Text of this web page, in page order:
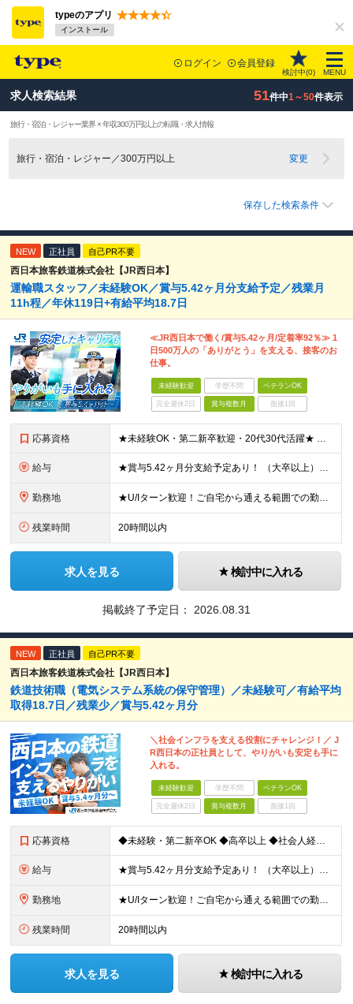
typeのアプリ
インストール
ログイン 会員登録
検討中(0) MENU
求人検索結果 51件中1～50件表示
旅行・宿泊・レジャー業界 × 年収300万円以上の転職・求人情報
旅行・宿泊・レジャー／300万円以上 変更
保存した検索条件
NEW 正社員 自己PR不要
西日本旅客鉄道株式会社【JR西日本】
運輸職スタッフ／未経験OK／賞与5.42ヶ月分支給予定／残業月
11h程／年休119日+有給平均18.7日
≪JR西日本で働く/賞与5.42ヶ月/定着率92％≫ 1
日500万人の「ありがとう」を支える、接客のお
仕事。
未経験歓迎 学歴不問 ベテランOK
完全週休2日 賞与複数月 面接1回
応募資格 ★未経験OK・第二新卒歓迎・20代30代活躍★ ☆高卒以上 ☆社会人経験（就労経験）がある方 業界・ポジション・年数は不問です！ 「誰もが知る大手企業で働きたい」 「1人より、チームで仕事がした
給与 ★賞与5.42ヶ月分支給予定あり！ （大卒以上）月給24万1,692円～39万5,780円＋各種手当＋賞与2回 （高卒以上）月給22万2,662円～39万5,780円＋各種手当＋賞与2回 ※上記は
勤務地 ★U/Iターン歓迎！ご自宅から通える範囲での勤務となります ★JR西日本本社（大阪市北区）または、当社事業エリア内（北陸から北九州まで）の各支社で勤務 ※関西に本社あり※ 〈近畿エリア〉 三重県（
残業時間 20時間以内
求人を見る 検討中に入れる
掲載終了予定日： 2026.08.31
NEW 正社員 自己PR不要
西日本旅客鉄道株式会社【JR西日本】
鉄道技術職（電気システム系統の保守管理）／未経験可／有給平均
取得18.7日／残業少／賞与5.42ヶ月分
＼社会インフラを支える役割にチャレンジ！／ J
R西日本の正社員として、やりがいも安定も手に
入れる。
未経験歓迎 学歴不問 ベテランOK
完全週休2日 賞与複数月 面接1回
応募資格 ◆未経験・第二新卒OK ◆高卒以上 ◆社会人経験（就労経験）がある方 └業界・ポジション・年数不問 〈20～30代の社員が多数活躍中！〉 若手からベテランまで、さまざまな方が在籍。 前職経験を活かし
給与 ★賞与5.42ヶ月分支給予定あり！ （大卒以上）月給24万1,692円～39万5,780円＋各種手当＋賞与2回 （高卒以上）月給22万2,662円～39万5,780円＋各種手当＋賞与2回 ※上記は
勤務地 ★U/Iターン歓迎！ご自宅から通える範囲での勤務となります ★JR西日本本社（大阪市北区）または、当社事業エリア内（北陸から北九州まで）の各支社で勤務 ※関西に本社あり※ 〈近畿エリア〉 三重県（
残業時間 20時間以内
求人を見る 検討中に入れる